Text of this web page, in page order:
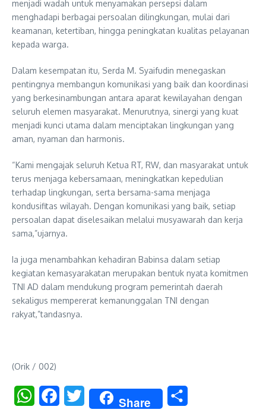
menjadi wadah untuk menyamakan persepsi dalam
menghadapi berbagai persoalan dilingkungan, mulai dari
keamanan, ketertiban, hingga peningkatan kualitas pelayanan
kepada warga.
Dalam kesempatan itu, Serda M. Syaifudin menegaskan
pentingnya membangun komunikasi yang baik dan koordinasi
yang berkesinambungan antara aparat kewilayahan dengan
seluruh elemen masyarakat. Menurutnya, sinergi yang kuat
menjadi kunci utama dalam menciptakan lingkungan yang
aman, nyaman dan harmonis.
“Kami mengajak seluruh Ketua RT, RW, dan masyarakat untuk
terus menjaga kebersamaan, meningkatkan kepedulian
terhadap lingkungan, serta bersama-sama menjaga
kondusifitas wilayah. Dengan komunikasi yang baik, setiap
persoalan dapat diselesaikan melalui musyawarah dan kerja
sama,”ujarnya.
Ia juga menambahkan kehadiran Babinsa dalam setiap
kegiatan kemasyarakatan merupakan bentuk nyata komitmen
TNI AD dalam mendukung program pemerintah daerah
sekaligus mempererat kemanunggalan TNI dengan
rakyat,”tandasnya.
(Orik / 002)
WhatsAppFacebookTwitter Share